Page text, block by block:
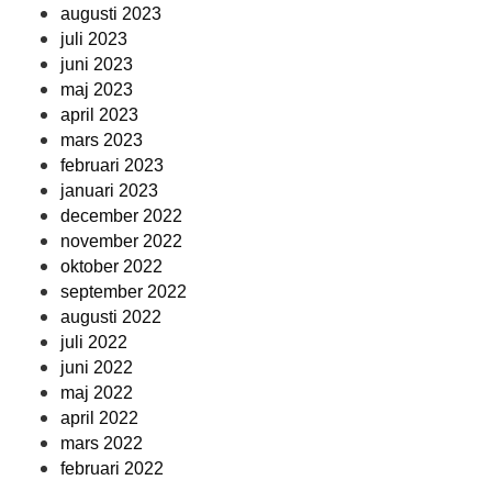
augusti 2023
juli 2023
juni 2023
maj 2023
april 2023
mars 2023
februari 2023
januari 2023
december 2022
november 2022
oktober 2022
september 2022
augusti 2022
juli 2022
juni 2022
maj 2022
april 2022
mars 2022
februari 2022